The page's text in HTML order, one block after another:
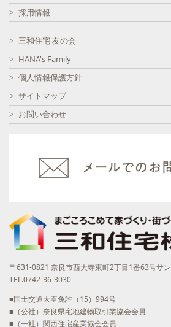
採用情報
三和住宅 友の会
HANA's Family
個人情報保護方針
サイトマップ
お問い合わせ
〒631-0821 奈良市西大寺東町2丁目1番63号サ
TEL.0742-36-3030
■国土交通大臣免許（15）994号
■（公社）奈良県宅地建物取引業協会会員
■（一社）関西住宅産業協会会員